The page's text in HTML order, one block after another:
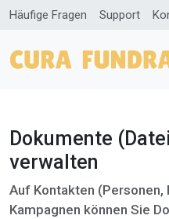
Häufige Fragen Support
Dokumente
verwalten
Auf Kontakten (Personen,
Kampagnen können Sie